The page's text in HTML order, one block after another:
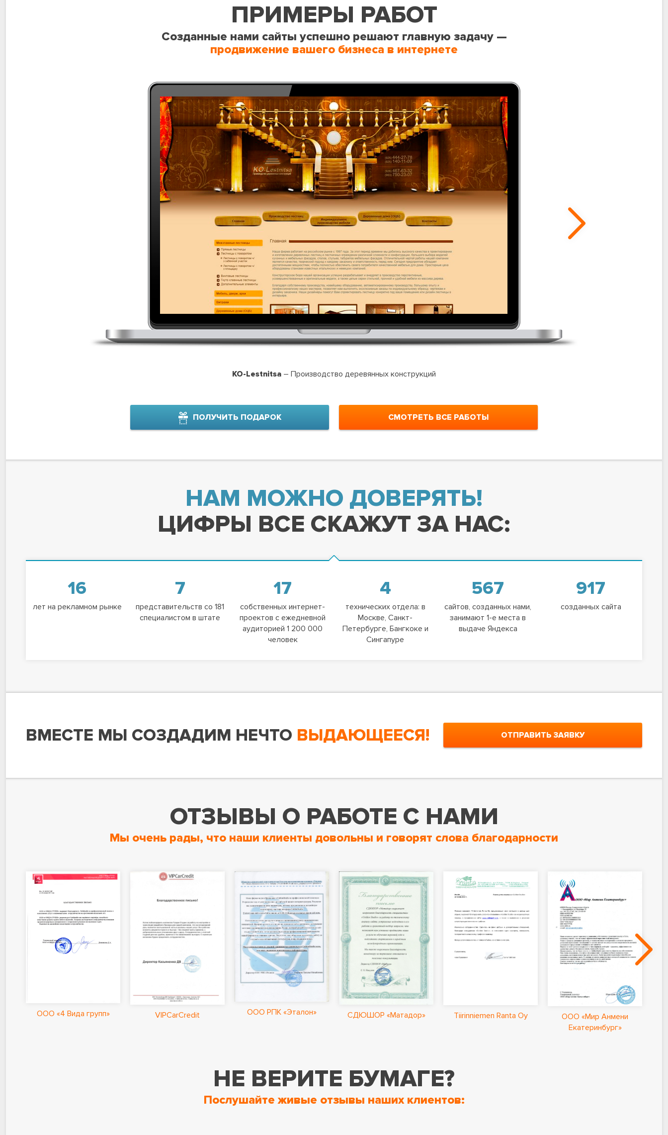
ПРИМЕРЫ РАБОТ
Созданные нами сайты успешно решают главную задачу —
продвижение вашего бизнеса в интернете
KO-Lestnitsa – Производство деревянных конструкций
ПОЛУЧИТЬ ПОДАРОК СМОТРЕТЬ ВСЕ РАБОТЫ
НАМ МОЖНО ДОВЕРЯТЬ!
ЦИФРЫ ВСЕ СКАЖУТ ЗА НАС:
16
лет на рекламном рынке
7
представительств со 181
специалистом в штате
17
собственных интернет-
проектов с ежедневной
аудиторией 1 200 000
человек
4
технических отдела: в
Москве, Санкт-
Петербурге, Бангкоке и
Сингапуре
567
сайтов, созданных нами,
занимают 1-е места в
выдаче Яндекса
917
созданных сайта
ВМЕСТЕ МЫ СОЗДАДИМ НЕЧТО ВЫДАЮЩЕЕСЯ! ОТПРАВИТЬ ЗАЯВКУ
ОТЗЫВЫ О РАБОТЕ С НАМИ
Мы очень рады, что наши клиенты довольны и говорят слова благодарности
ООО «4 Вида групп» VIPCarCredit ООО РПК «Эталон» СДЮШОР «Матадор» Tiirinniemen Ranta Oy
ООО «Мир Анмени
Екатеринбург»
НЕ ВЕРИТЕ БУМАГЕ?
Послушайте живые отзывы наших клиентов: